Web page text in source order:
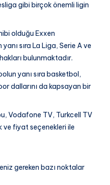
gibi birçok önemli ligin
olduğu Exxen
sıra La Liga, Serie A ve
bulunmaktadır.
yanı sıra basketbol,
dallarını da kapsayan bir
Vodafone TV, Turkcell TV
ve fiyat seçenekleri ile
gereken bazı noktalar